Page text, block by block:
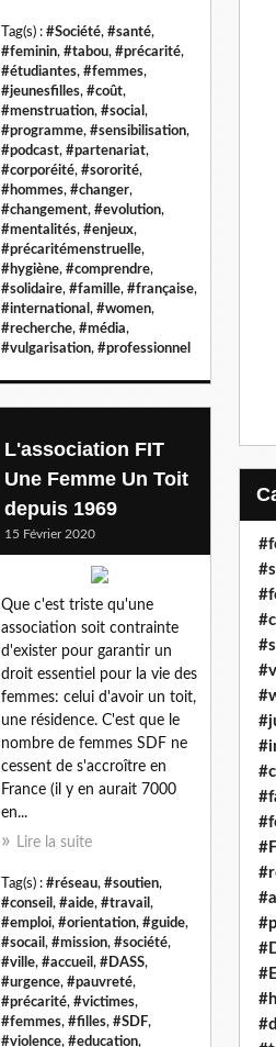
Tag(s) : #Société, #santé,
#feminin, #tabou, #précarité,
#étudiantes, #femmes,
#jeunesfilles, #coût,
#menstruation, #social ,
#programme, #sensibilisation,
#podcast, #partenariat,
#corporéité, #sororité,
#hommes, #changer,
#changement, #evolution,
#mentalités, #enjeux,
#précaritémenstruelle,
#hygiène, #comprendre,
#solidaire, #famille, #française,
#international , #women,
#recherche, #média,
#vulgarisation, #professionnel
L'association FIT
Une Femme Un Toit
depuis 1969
15 Février 2020
Que c'est triste qu'une
association soit contrainte
d'exister pour garantir un
droit essentiel pour la vie des
femmes: celui d'avoir un toit,
une résidence. C'est que le
nombre de femmes SDF ne
cessent de s'accroître en
France (il y en aurait 7000
en...
Lire la suite
Tag(s) : #réseau, #soutien,
#conseil , #aide, #travail ,
#emploi, #orientation, #guide,
#socail , #mission, #société,
#ville, #accueil , #DASS,
#urgence, #pauvreté,
#précarité, #victimes,
#femmes, #filles, #SDF,
#violence, #education,